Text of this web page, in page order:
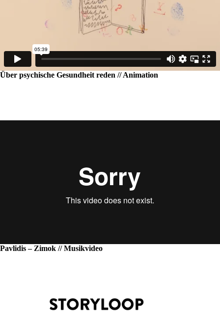
Über psychische Gesundheit reden // Animation
Pavlidis – Zimok // Musikvideo